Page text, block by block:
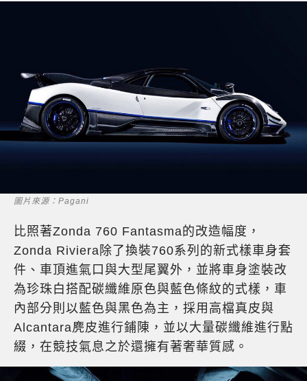
圖片來源：Pagani
比照著Zonda 760 Fantasma的改造幅度，
Zonda Riviera除了換裝760系列的新式樣車身套
件、車頂進氣口與大型尾翼外，並將車身塗裝改
為珍珠白搭配碳纖維原色與藍色條紋的式樣，車
內部分則以藍色與黑色為主，採用高檔真皮與
Alcantara麂皮進行鋪陳，並以大量碳纖維進行點
綴，在競技氣息之於還擁有著奢華質感。